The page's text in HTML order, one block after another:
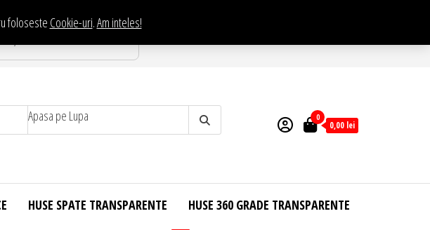
foloseste Cookie-uri.Am inteles!
Apasa pe Lupa 0
0,00 lei
HUSE SPATE TRANSPARENTE HUSE 360 GRADE TRANSPARENTE